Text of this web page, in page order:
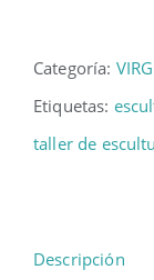
Categoría:
Etiquetas:
taller de
Descripción